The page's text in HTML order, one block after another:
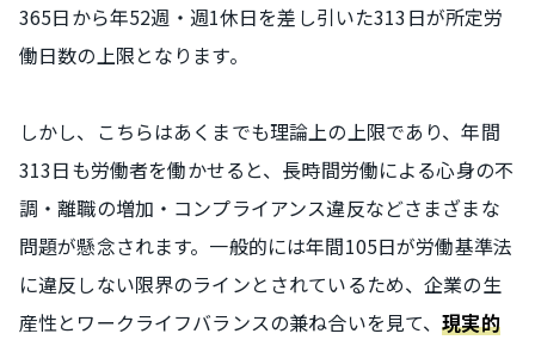
365日から年52週・週1休日を差し引いた313日が所定労
働日数の上限となります。
しかし、こちらはあくまでも理論上の上限であり、年間
313日も労働者を働かせると、長時間労働による心身の不
調・離職の増加・コンプライアンス違反などさまざまな
問題が懸念されます。一般的には年間105日が労働基準法
に違反しない限界のラインとされているため、企業の生
産性とワークライフバランスの兼ね合いを見て、現実的